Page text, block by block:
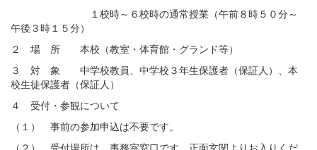
１校時～６校時の通常授業（午前８時５０分～
午後３時１５分）
２ 場 所 本校（教室・体育館・グランド等）
３ 対 象 中学校教員、中学校３年生保護者（保証人）、本
校生徒保護者（保証人）
４ 受付・参観について
（１） 事前の参加申込は不要です。
（２） 受付場所は、事務室窓口です。正面玄関よりお入りくだ